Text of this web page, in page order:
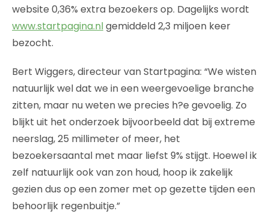
website 0,36% extra bezoekers op. Dagelijks wordt
www.startpagina.nlgemiddeld 2,3 miljoen keer
bezocht.
Bert Wiggers, directeur van Startpagina: “We wisten
natuurlijk wel dat we in een weergevoelige branche
zitten, maar nu weten we precies h?e gevoelig. Zo
blijkt uit het onderzoek bijvoorbeeld dat bij extreme
neerslag, 25 millimeter of meer, het
bezoekersaantal met maar liefst 9% stijgt. Hoewel ik
zelf natuurlijk ook van zon houd, hoop ik zakelijk
gezien dus op een zomer met op gezette tijden een
behoorlijk regenbuitje.”